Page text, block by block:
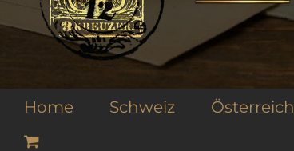
Home Schweiz Österreich